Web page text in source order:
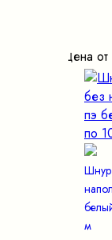
Цена
Шнур
м